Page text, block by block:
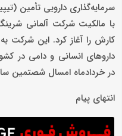
با مالکیت شرکت آلمانی
کارش را آغاز کرد. این شرکت
داروهای انسانی و دامی در
در خردادماه امسال شصتمین
انتهای پیام